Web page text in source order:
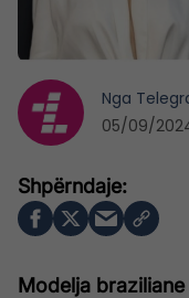
Modelja
Nga
05/09/